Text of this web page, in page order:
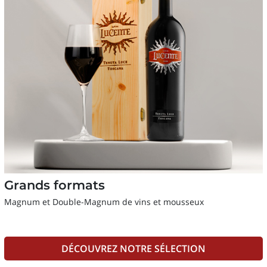
Grands formats
Magnum et Double-Magnum de vins et mousseux
DÉCOUVREZ NOTRE SÉLECTION